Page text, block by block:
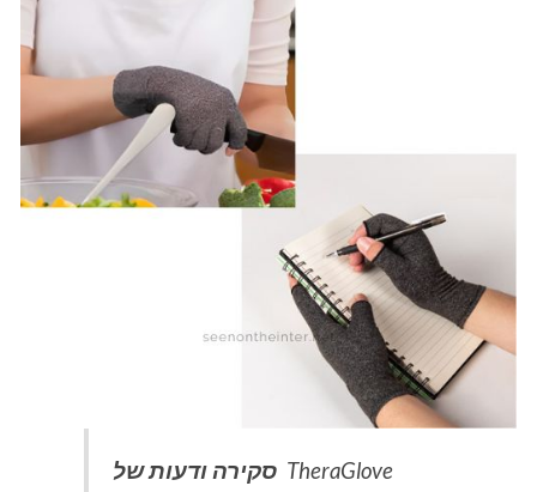
סקירה ודעות של TheraGlove